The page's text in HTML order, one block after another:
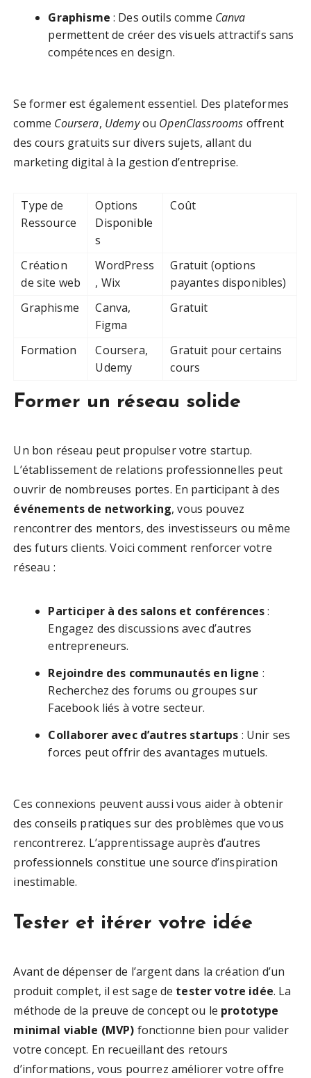
Graphisme : Des outils comme Canva
permettent de créer des visuels attractifs sans
compétences en design.
Se former est également essentiel. Des plateformes
comme Coursera, Udemyou OpenClassrooms offrent
des cours gratuits sur divers sujets, allant du
marketing digital à la gestion d’entreprise.
Type de
Ressource
Options
Disponible
s
Coût
Création
de site web
WordPress
, Wix
Gratuit (options
payantes disponibles)
Graphisme
Canva,
Figma
Gratuit
Formation
Coursera,
Udemy
Gratuit pour certains
cours
Former un réseau solide
Un bon réseau peut propulser votre startup.
L’établissement de relations professionnelles peut
ouvrir de nombreuses portes. En participant à des
événements de networking, vous pouvez
rencontrer des mentors, des investisseurs ou même
des futurs clients. Voici comment renforcer votre
réseau :
Participer à des salons et conférences:
Engagez des discussions avec d’autres
entrepreneurs.
Rejoindre des communautés en ligne :
Recherchez des forums ou groupes sur
Facebook liés à votre secteur.
Collaborer avec d’autres startups : Unir ses
forces peut offrir des avantages mutuels.
Ces connexions peuvent aussi vous aider à obtenir
des conseils pratiques sur des problèmes que vous
rencontrerez. L’apprentissage auprès d’autres
professionnels constitue une source d’inspiration
inestimable.
Tester et itérer votre idée
Avant de dépenser de l’argent dans la création d’un
produit complet, il est sage de tester votre idée. La
méthode de la preuve de concept ou le prototype
minimal viable (MVP) fonctionne bien pour valider
votre concept. En recueillant des retours
d’informations, vous pourrez améliorer votre offre